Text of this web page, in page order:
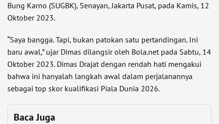
Bung Karno (SUGBK), Senayan, Jakarta Pusat, pada Kamis, 12
Oktober 2023.
“Saya bangga. Tapi, bukan patokan satu pertandingan. Ini
baru awal,” ujar Dimas dilangsir oleh Bola.net pada Sabtu, 14
Oktober 2023. Dimas Drajat dengan rendah hati mengakui
bahwa ini hanyalah langkah awal dalam perjalanannya
sebagai top skor kualifikasi Piala Dunia 2026.
Baca Juga